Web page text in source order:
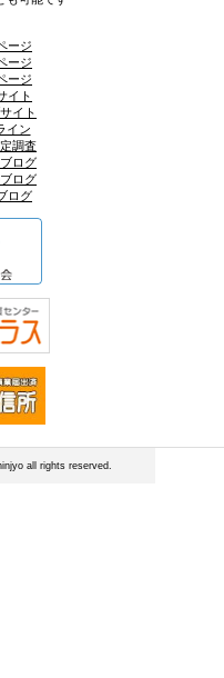
ージ
ージ
ージ
イト
イト
イン
調査
ログ
ログ
ログ
all rights reserved.